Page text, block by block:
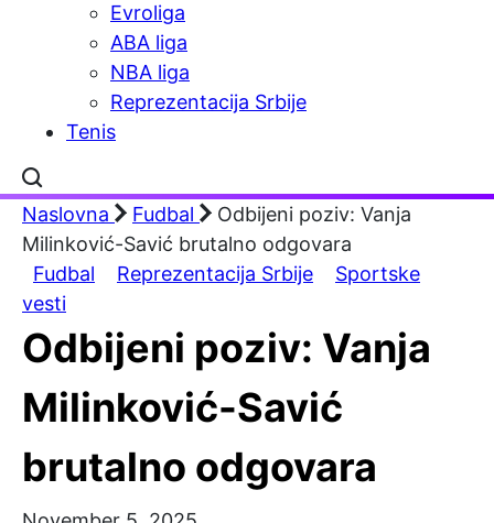
Evroliga
ABA liga
NBA liga
Reprezentacija Srbije
Tenis
Naslovna Fudbal
Odbijeni poziv: Vanja
Milinković-Savić brutalno odgovara
Fudbal
Reprezentacija Srbije
Sportske
vesti
Odbijeni poziv: Vanja
Milinković-Savić
brutalno odgovara